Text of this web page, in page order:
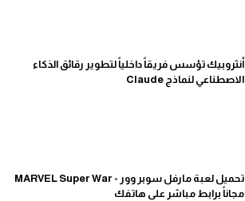
أنثروبيك تؤسس فريقاً داخلياً لتطوير رقائق الذكاء
الاصطناعي لنماذج Claude
تحميل لعبة مارفل سوبر وور - MARVEL Super War
مجاناً برابط مباشر على هاتفك